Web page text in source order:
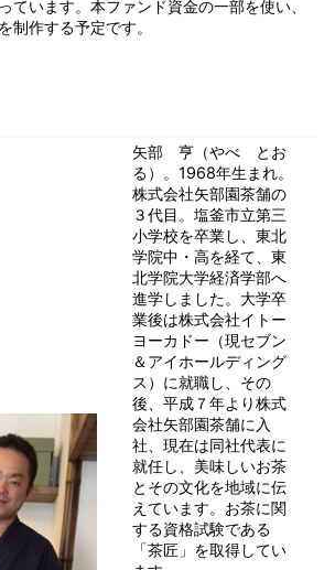
ています。本ファンド資金の一部を使い、
制作する予定です。
矢部 亨（やべ とお
る）。1968年生まれ。
株式会社矢部園茶舗の
３代目。塩釜市立第三
小学校を卒業し、東北
学院中・高を経て、東
北学院大学経済学部へ
進学しました。大学卒
業後は株式会社イトー
ヨーカドー（現セブン
＆アイホールディング
ス）に就職し、その
後、平成７年より株式
会社矢部園茶舗に入
社、現在は同社代表に
就任し、美味しいお茶
とその文化を地域に伝
えています。お茶に関
する資格試験である
「茶匠」を取得してい